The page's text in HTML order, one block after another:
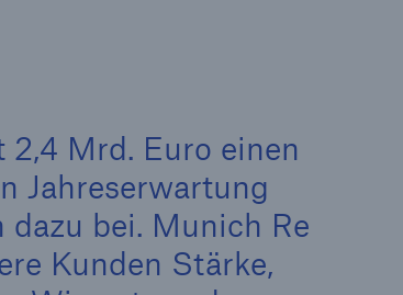
Mrd. Euro einen
Jahreserwartung
dazu bei. Munich Re
Kunden Stärke,
Cyber-Lösungen von Munich